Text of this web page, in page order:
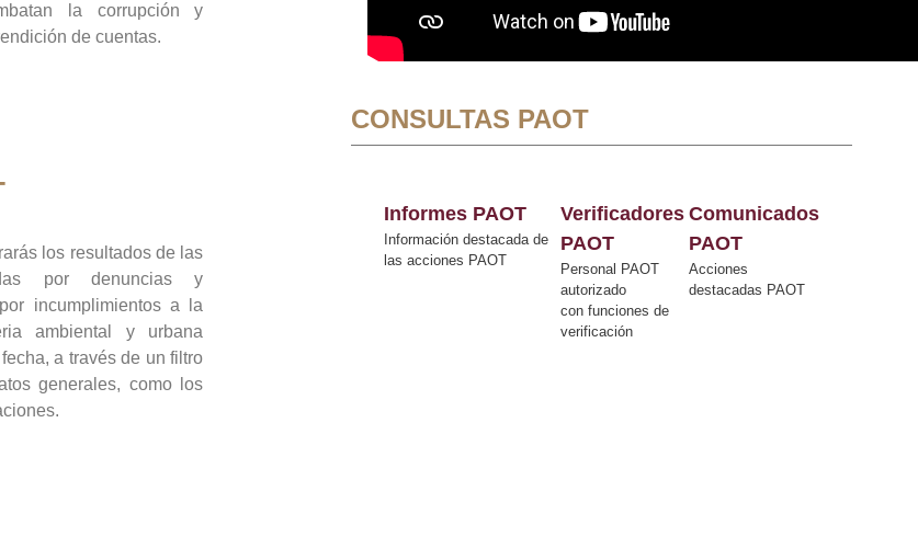
la corrupción y
de cuentas.
los resultados de las
por denuncias y
incumplimientos a la
ambiental y urbana
a través de un filtro
generales, como los
CONSULTAS PAOT
Informes PAOT
Información destacada de
las acciones PAOT
Verificadores
PAOT
Personal PAOT
autorizado
con funciones de
verificación
Comunicados
PAOT
Acciones
destacadas PAOT